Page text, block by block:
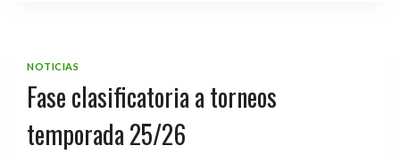
NOTICIAS
Fase clasificatoria a torneos
temporada 25/26